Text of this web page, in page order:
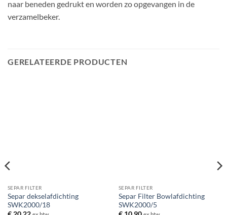
naar beneden gedrukt en worden zo opgevangen in de
verzamelbeker.
GERELATEERDE PRODUCTEN
SEPAR FILTER
Separ dekselafdichting
SWK2000/18
SEPAR FILTER
Separ Filter Bowlafdichting
SWK2000/5